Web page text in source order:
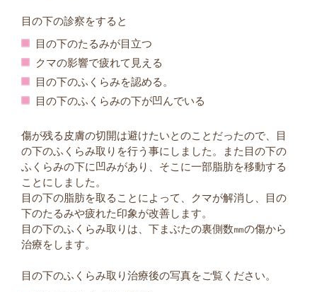
目の下の診察をすると
目の下のたるみが目立つ
クマの影響で疲れて見える
目の下のふくらみを認める。
目の下のふくらみの下が凹んでいる
傷が残る皮膚の切開は避けたいとのことだったので、目
の下のふくらみ取りを行う事にしました。また目の下の
ふくらみの下に凹みがあり、そこに一部脂肪を移動する
ことにしました。
目の下の脂肪を取ることによって、クマが解消し、目の
下のたるみや疲れた印象が改善します。
目の下のふくらみ取りは、下まぶたの裏側数㎜の傷から
治療をします。
目の下のふくらみ取り治療後の写真をご覧ください。